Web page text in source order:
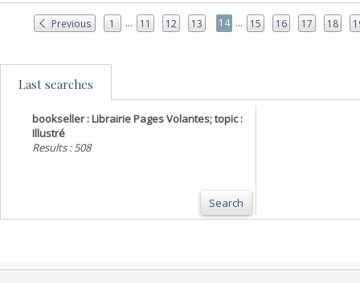
Previous 1 ... 11 12 13 14 ... 15 16 17 18
Last searches
bookseller : Librairie Pages Volantes; topic :
Illustré
Results : 508
Search